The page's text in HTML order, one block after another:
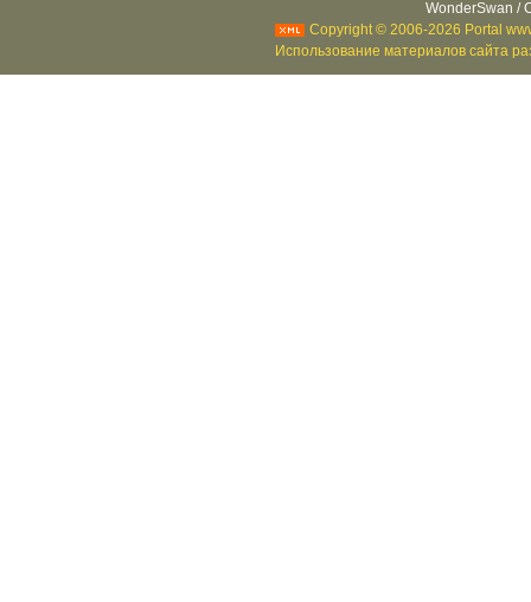
WonderSwan /
Copyright © 2006-2026 Portal
Использование материалов сайта